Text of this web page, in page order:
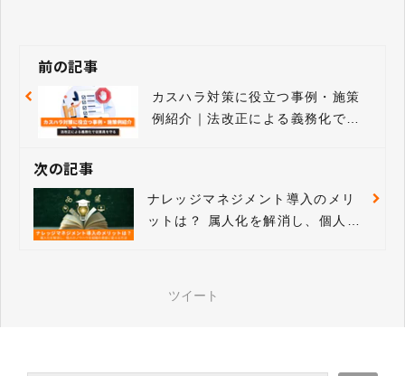
前の記事
カスハラ対策に役立つ事例・施策
例紹介｜法改正による義務化で従
次の記事
ナレッジマネジメント導入のメリ
ットは？ 属人化を解消し、個人の
ツイート